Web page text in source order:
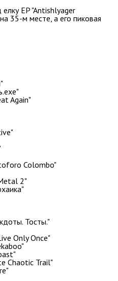
EP "Antishlyager
35-м месте, а его пиковая
Again"
Colombo"
2"
Тосты."
Only Once"
Chaotic Trail"